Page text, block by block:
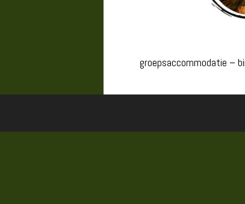
groepsaccommodatie –